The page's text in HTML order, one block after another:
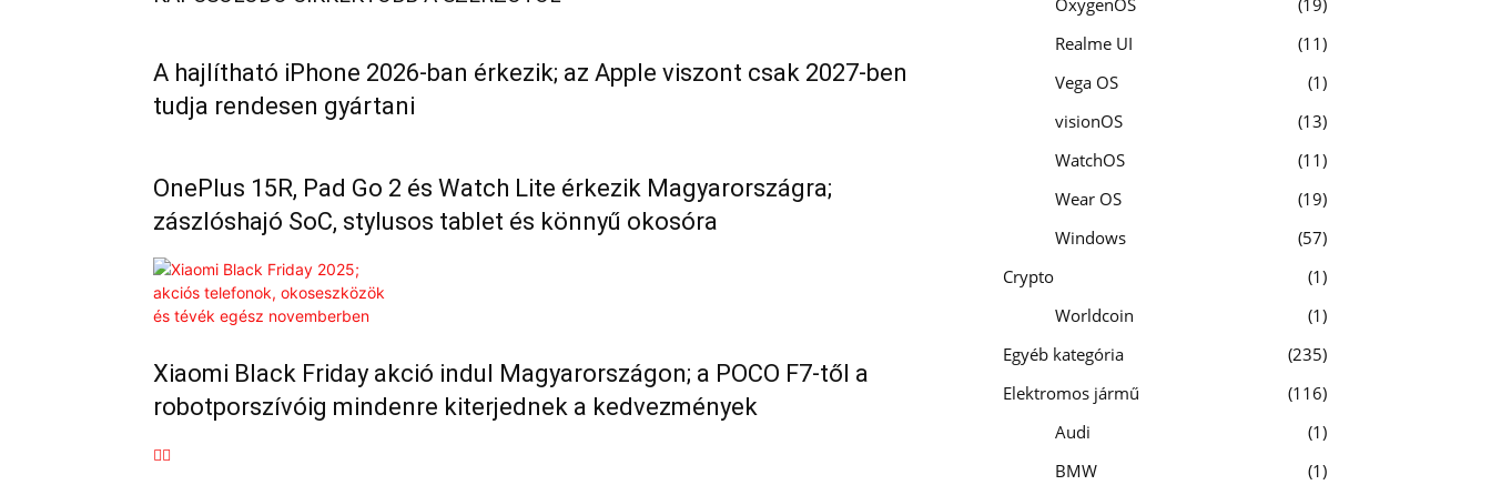
A hajlítható iPhone 2026-ban érkezik; az Apple viszont csak 2027-ben
tudja rendesen gyártani
OnePlus 15R, Pad Go 2 és Watch Lite érkezik Magyarországra;
zászlóshajó SoC, stylusos tablet és könnyű okosóra
Xiaomi Black Friday akció indul Magyarországon; a POCO F7-től a
robotporszívóig mindenre kiterjednek a kedvezmények
OxygenOS
19
Realme UI
11
Vega OS
1
visionOS
13
WatchOS
11
Wear OS
19
Windows
57
Crypto
1
Worldcoin
1
Egyéb kategória
235
Elektromos jármű
116
Audi
1
BMW
1